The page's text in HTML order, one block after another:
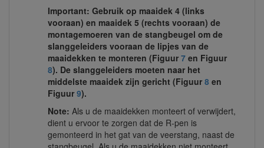
Important: Gebruik op maaidek 4 (links
vooraan) en maaidek 5 (rechts vooraan) de
montagemoeren van de stangbeugel om de
slanggeleiders vooraan de lipjes van de
maaidekken te monteren (Figuur 7en Figuur
8). De slanggeleiders moeten naar het
middelste maaidek zijn gericht (Figuur 8 en
Figuur 9).
Note: Als u de maaidekken monteert of verwijdert,
dient u ervoor te zorgen dat de R-pen is
gemonteerd in het gat van de veerstang, naast de